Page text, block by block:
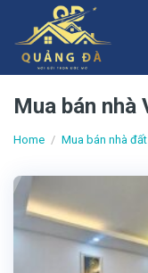
content
Mua bán nhà
Home / Mua bán nhà đất